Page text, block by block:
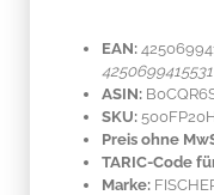
EAN:
ASIN:
SKU:
Preis ohne
TARIC-Code
Marke: